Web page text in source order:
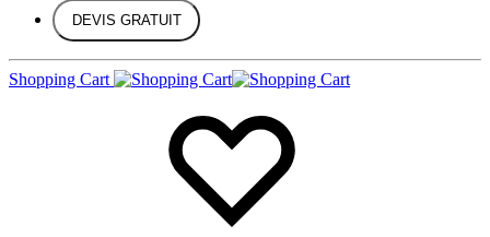
DEVIS GRATUIT
Shopping Cart